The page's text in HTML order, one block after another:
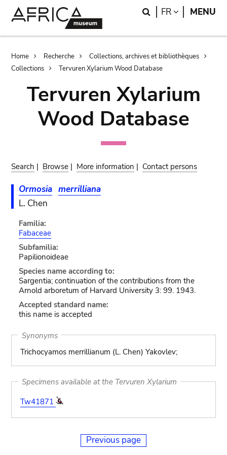
Search
FR LANGUAGE
MENU
Breadcrumb
Home Recherche
Collections, archives et bibliothèques
Collections
Tervuren Xylarium Wood Database
Tervuren Xylarium
Wood Database
Search | Browse | More information | Contact persons
Ormosia merrilliana
L. Chen
Familia:
Fabaceae
Subfamilia:
Papilionoideae
Species name according to:
Sargentia; continuation of the contributions from the
Arnold arboretum of Harvard University 3: 99. 1943.
Accepted standard name:
this name is accepted
Synonyms
Trichocyamos merrillianum (L. Chen) Yakovlev;
Specimens available at the Tervuren Xylarium
Tw41871
Previous page